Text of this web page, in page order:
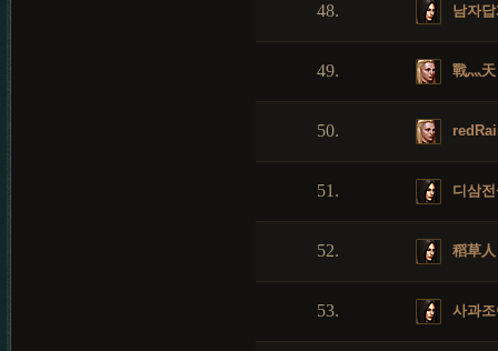
48. 남자
49. 戰灬天
50.
51. 디삼
52. 稻草人
53. 사과